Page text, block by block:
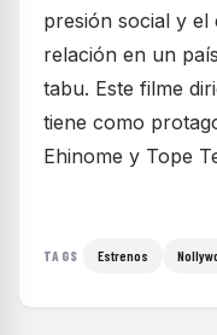
presión social y el
relación en un
tabu. Este filme
tiene como
Ehinome y Tope
TAGS Estrenos